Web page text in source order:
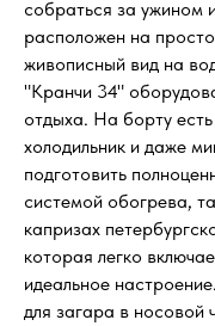
собраться за ужином
расположен на
живописный вид на
"Кранчи 34"
отдыха. На борту
холодильник и даже
подготовить
системой обогрева,
капризах
которая легко
идеальное
для загара в носовой